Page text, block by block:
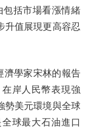
包括市場看漲情緒
升值展現更高容忍
學家宋林的報告
岸人民幣表現強
勢美元環境與全球
球最大石油進口